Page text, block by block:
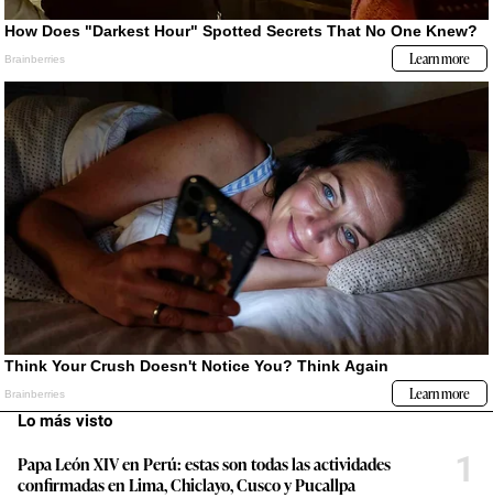
Lo más visto
Papa León XIV en Perú: estas son todas las actividades
confirmadas en Lima, Chiclayo, Cusco y Pucallpa
1